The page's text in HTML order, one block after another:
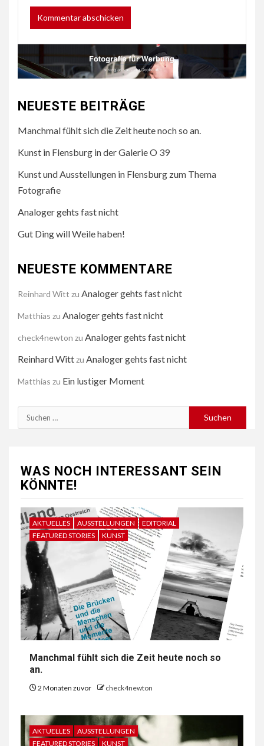
NEUESTE BEITRÄGE
Manchmal fühlt sich die Zeit heute noch so an.
Kunst in Flensburg in der Galerie O 39
Kunst und Ausstellungen in Flensburg zum Thema
Fotografie
Analoger gehts fast nicht
Gut Ding will Weile haben!
NEUESTE KOMMENTARE
Reinhard Witt zu Analoger gehts fast nicht
Matthias zu Analoger gehts fast nicht
check4newton zu Analoger gehts fast nicht
Reinhard Wittzu Analoger gehts fast nicht
Matthias zu Ein lustiger Moment
Suchen
nach:
WAS NOCH INTERESSANT SEIN
KÖNNTE!
AKTUELLES AUSSTELLUNGEN
EDITORIAL
FEATURED STORIES
KUNST
Manchmal fühlt sich die Zeit heute noch so
an.
2 Monaten zuvor check4newton
AKTUELLES
AUSSTELLUNGEN
FEATURED STORIES
KUNST